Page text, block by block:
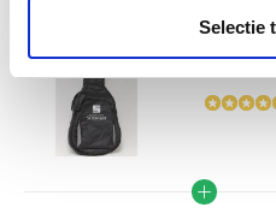
Selectie
gitaar